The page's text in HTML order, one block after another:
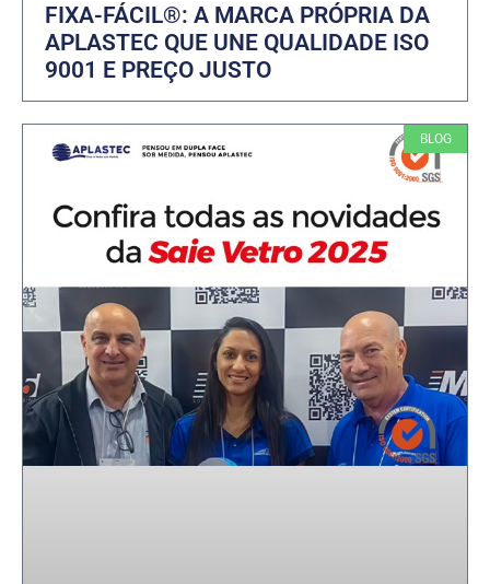
FIXA-FÁCIL®: A MARCA PRÓPRIA DA
APLASTEC QUE UNE QUALIDADE ISO
9001 E PREÇO JUSTO
BLOG